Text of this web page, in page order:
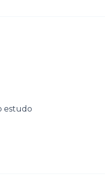
estudo